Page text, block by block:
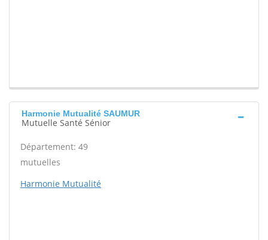
Harmonie Mutualité SAUMUR
Mutuelle Santé Sénior
Département: 49
mutuelles
Harmonie Mutualité